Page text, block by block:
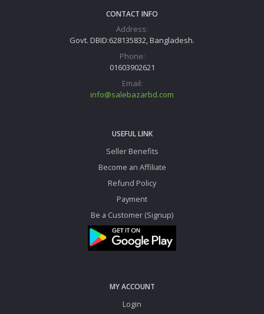
CONTACT INFO
Address:
Govt. DBID:628135832, Bangladesh.
Phone:
01603902621
Email:
info@salebazarbd.com
USEFUL LINK
Seller Benefits
Become an Affiliate
Refund Policy
Payment
Be a Customer (Signup)
MY ACCOUNT
Login